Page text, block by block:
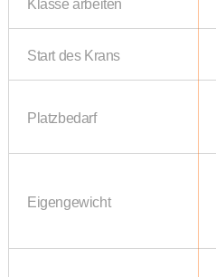
Start des Krans
Platzbedarf
Eigengewicht